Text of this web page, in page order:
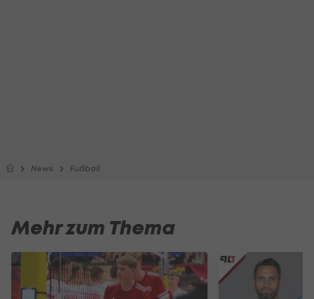
News Fußball
Mehr zum Thema